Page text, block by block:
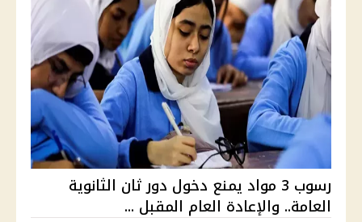
رسوب 3 مواد يمنع دخول دور ثان الثانوية
العامة.. والإعادة العام المقبل ...